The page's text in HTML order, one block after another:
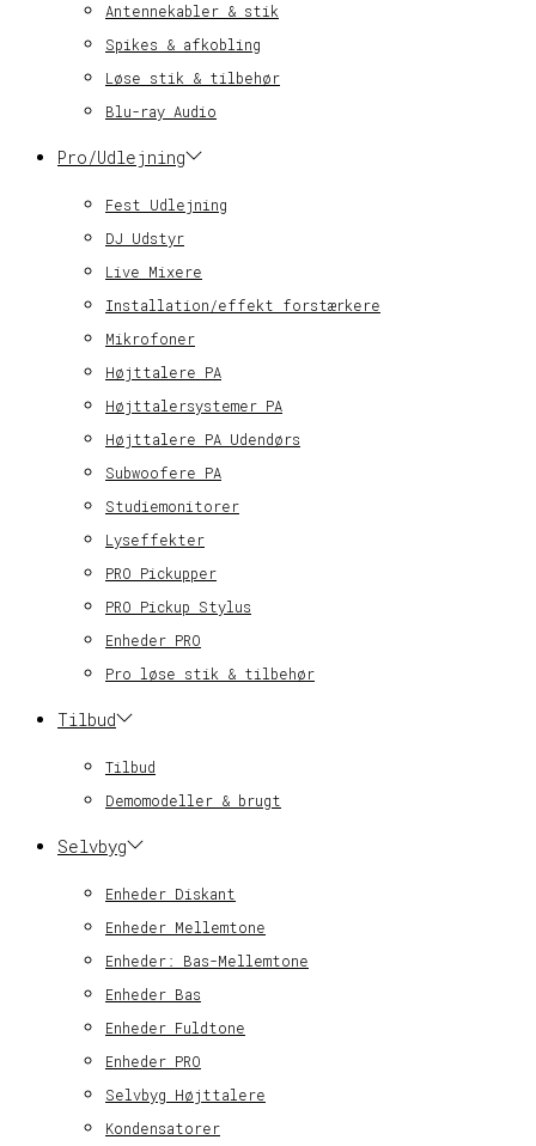
Antennekabler & stik
Spikes & afkobling
Løse stik & tilbehør
Blu-ray Audio
Pro/Udlejning
Fest Udlejning
DJ Udstyr
Live Mixere
Installation/effekt forstærkere
Mikrofoner
Højttalere PA
Højttalersystemer PA
Højttalere PA Udendørs
Subwoofere PA
Studiemonitorer
Lyseffekter
PRO Pickupper
PRO Pickup Stylus
Enheder PRO
Pro løse stik & tilbehør
Tilbud
Tilbud
Demomodeller & brugt
Selvbyg
Enheder Diskant
Enheder Mellemtone
Enheder: Bas-Mellemtone
Enheder Bas
Enheder Fuldtone
Enheder PRO
Selvbyg Højttalere
Kondensatorer